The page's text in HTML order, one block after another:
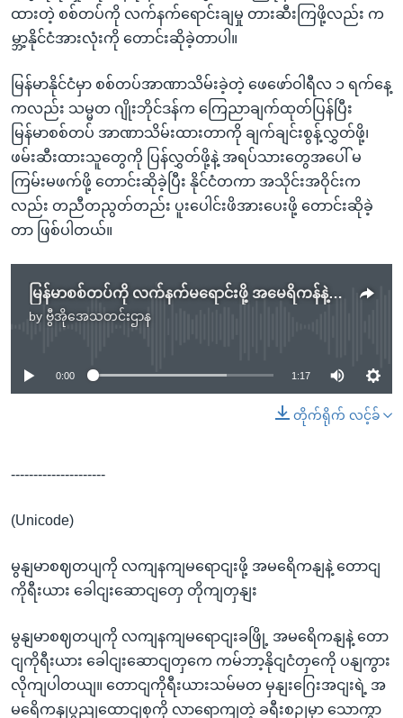
ထားတဲ့ စစ်တပ်ကို လက်နက်ရောင်းချမှု တားဆီးကြဖို့လည်း က
မ္ဘာ့နိုင်ငံအားလုံးကို တောင်းဆိုခဲ့တာပါ။
မြန်မာနိုင်ငံမှာ စစ်တပ်အာဏာသိမ်းခဲ့တဲ့ ဖေဖော်ဝါရီလ ၁ ရက်နေ့
ကလည်း သမ္မတ ဂျိုးဘိုင်ဒန်က ကြေညာချက်ထုတ်ပြန်ပြီး
မြန်မာစစ်တပ် အာဏာသိမ်းထားတာကို ချက်ချင်းစွန့်လွှတ်ဖို့၊
ဖမ်းဆီးထားသူတွေကို ပြန်လွှတ်ဖို့နဲ့ အရပ်သားတွေအပေါ် မ
ကြမ်းမဖက်ဖို့ တောင်းဆိုခဲ့ပြီး နိုင်ငံတကာ အသိုင်းအဝိုင်းက
လည်း တညီတညွတ်တည်း ပူးပေါင်းဖိအားပေးဖို့ တောင်းဆိုခဲ့
တာ ဖြစ်ပါတယ်။
မြန်မာစစ်တပ်ကို လက်နက်မရောင်းဖို့ အမေရိကန်နဲ့ တောင်ကိုရီးယား ခေါင်းဆောင်တွေ တိုက်တွန်း
by ဗွီအိုအေသတင်းဌာန
No media source currently available
0:00 1:17
တိုက်ရိုက် လင့်ခ်
---------------------
(Unicode)
မွနျမာစဈတပျကို လကျနကျမရောငျးဖို့ အမရေိကနျနဲ့ တောငျ
ကိုရီးယား ခေါငျးဆောငျတှေ တိုကျတှနျး
မွနျမာစဈတပျကို လကျနကျမရောငျးခဖြို့ အမရေိကနျနဲ့ တော
ငျကိုရီးယား ခေါငျးဆောငျတှကေ ကမ်ဘာ့နိုငျငံတှကေို ပနျကွား
လိုကျပါတယျ။ တောငျကိုရီးယားသမ်မတ မှနျးဂြေးအငျးရဲ့ အ
မရေိကနျပွညျထောငျစုကို လာရောကျတဲ့ ခရီးစဉျမှာ သောကွာ